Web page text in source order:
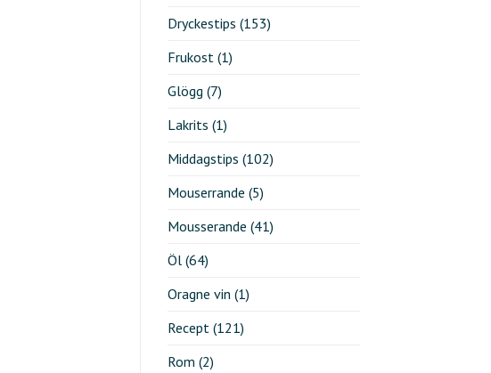
Dryckestips (153)
Frukost(1)
Glögg (7)
Lakrits (1)
Middagstips (102)
Mouserrande (5)
Mousserande (41)
Öl(64)
Oragne vin (1)
Recept(121)
Rom (2)